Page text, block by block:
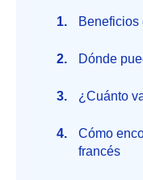
Beneficios
Dónde
¿Cuánto
Cómo
francés